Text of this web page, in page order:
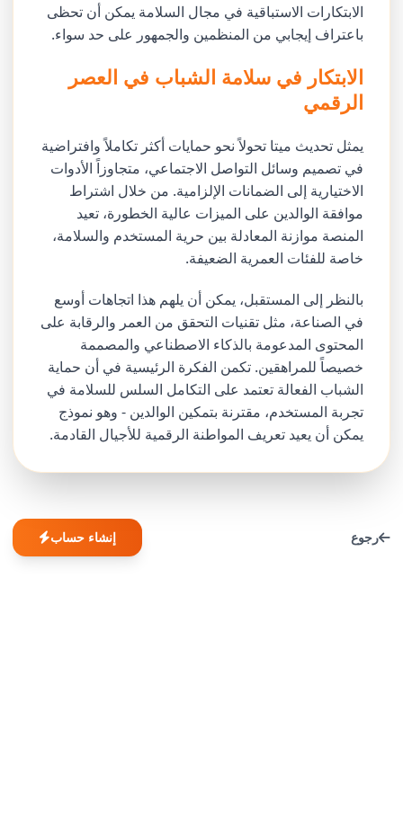
الابتكارات الاستباقية في مجال السلامة يمكن أن تحظى
باعتراف إيجابي من المنظمين والجمهور على حد سواء.
الابتكار في سلامة الشباب في العصر
الرقمي
يمثل تحديث ميتا تحولاً نحو حمايات أكثر تكاملاً وافتراضية
في تصميم وسائل التواصل الاجتماعي، متجاوزاً الأدوات
الاختيارية إلى الضمانات الإلزامية. من خلال اشتراط
موافقة الوالدين على الميزات عالية الخطورة، تعيد
المنصة موازنة المعادلة بين حرية المستخدم والسلامة،
خاصة للفئات العمرية الضعيفة.
بالنظر إلى المستقبل، يمكن أن يلهم هذا اتجاهات أوسع
في الصناعة، مثل تقنيات التحقق من العمر والرقابة على
المحتوى المدعومة بالذكاء الاصطناعي والمصممة
خصيصاً للمراهقين. تكمن الفكرة الرئيسية في أن حماية
الشباب الفعالة تعتمد على التكامل السلس للسلامة في
تجربة المستخدم، مقترنة بتمكين الوالدين - وهو نموذج
يمكن أن يعيد تعريف المواطنة الرقمية للأجيال القادمة.
رجوع إنشاء حساب